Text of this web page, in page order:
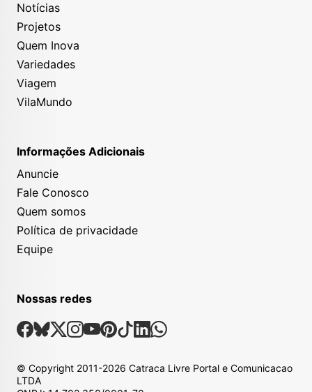
Notícias
Projetos
Quem Inova
Variedades
Viagem
VilaMundo
Informações Adicionais
Anuncie
Fale Conosco
Quem somos
Política de privacidade
Equipe
Nossas redes
Nossas Redes Sociais
Facebook
Bsky
X Instagram
Youtube
Pinterest
TiktokLinkedin
Whatsapp
© Copyright 2011-2026 Catraca Livre Portal e Comunicacao
LTDA